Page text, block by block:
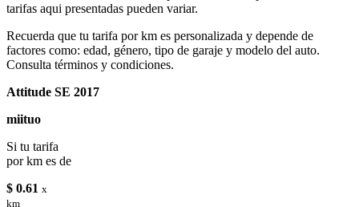
tarifas aqui presentadas pueden variar.
Recuerda que tu tarifa por km es personalizada y depende de
factores como: edad, género, tipo de garaje y modelo del auto.
Consulta términos y condiciones.
Attitude SE 2017
miituo
Si tu tarifa
por km es de
$ 0.61 x
km